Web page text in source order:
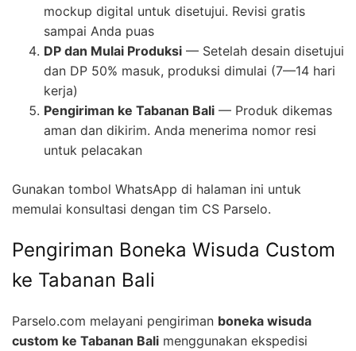
mockup digital untuk disetujui. Revisi gratis
sampai Anda puas
DP dan Mulai Produksi — Setelah desain disetujui
dan DP 50% masuk, produksi dimulai (7—14 hari
kerja)
Pengiriman ke Tabanan Bali — Produk dikemas
aman dan dikirim. Anda menerima nomor resi
untuk pelacakan
Gunakan tombol WhatsApp di halaman ini untuk
memulai konsultasi dengan tim CS Parselo.
Pengiriman Boneka Wisuda Custom
ke Tabanan Bali
Parselo.com melayani pengiriman boneka wisuda
custom ke Tabanan Bali menggunakan ekspedisi